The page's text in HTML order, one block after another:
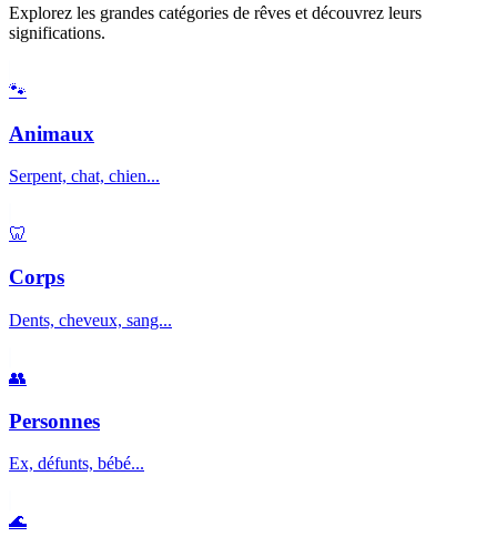
Explorez les grandes catégories de rêves et découvrez leurs
significations.
🐾
Animaux
Serpent, chat, chien...
🦷
Corps
Dents, cheveux, sang...
👥
Personnes
Ex, défunts, bébé...
🌊